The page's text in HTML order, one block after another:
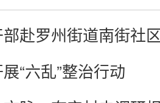
“六乱”整治行动